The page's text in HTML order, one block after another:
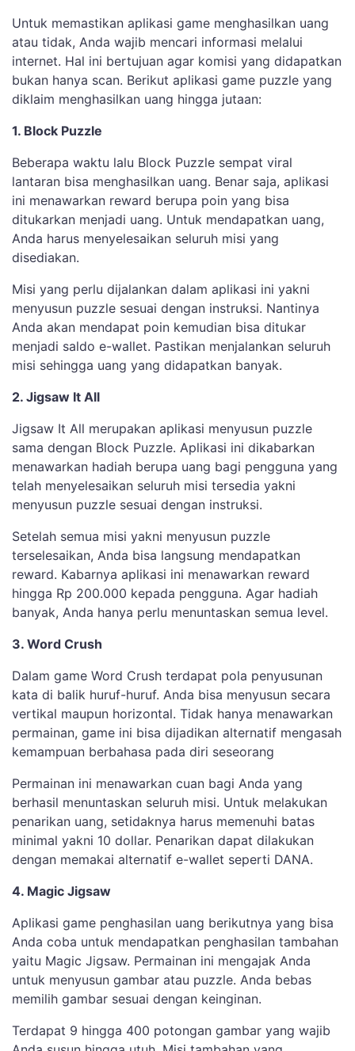
Untuk memastikan aplikasi game menghasilkan uang
atau tidak, Anda wajib mencari informasi melalui
internet. Hal ini bertujuan agar komisi yang didapatkan
bukan hanya scan. Berikut aplikasi game puzzle yang
diklaim menghasilkan uang hingga jutaan:
1. Block Puzzle
Beberapa waktu lalu Block Puzzle sempat viral
lantaran bisa menghasilkan uang. Benar saja, aplikasi
ini menawarkan reward berupa poin yang bisa
ditukarkan menjadi uang. Untuk mendapatkan uang,
Anda harus menyelesaikan seluruh misi yang
disediakan.
Misi yang perlu dijalankan dalam aplikasi ini yakni
menyusun puzzle sesuai dengan instruksi. Nantinya
Anda akan mendapat poin kemudian bisa ditukar
menjadi saldo e-wallet. Pastikan menjalankan seluruh
misi sehingga uang yang didapatkan banyak.
2. Jigsaw It All
Jigsaw It All merupakan aplikasi menyusun puzzle
sama dengan Block Puzzle. Aplikasi ini dikabarkan
menawarkan hadiah berupa uang bagi pengguna yang
telah menyelesaikan seluruh misi tersedia yakni
menyusun puzzle sesuai dengan instruksi.
Setelah semua misi yakni menyusun puzzle
terselesaikan, Anda bisa langsung mendapatkan
reward. Kabarnya aplikasi ini menawarkan reward
hingga Rp 200.000 kepada pengguna. Agar hadiah
banyak, Anda hanya perlu menuntaskan semua level.
3. Word Crush
Dalam game Word Crush terdapat pola penyusunan
kata di balik huruf-huruf. Anda bisa menyusun secara
vertikal maupun horizontal. Tidak hanya menawarkan
permainan, game ini bisa dijadikan alternatif mengasah
kemampuan berbahasa pada diri seseorang
Permainan ini menawarkan cuan bagi Anda yang
berhasil menuntaskan seluruh misi. Untuk melakukan
penarikan uang, setidaknya harus memenuhi batas
minimal yakni 10 dollar. Penarikan dapat dilakukan
dengan memakai alternatif e-wallet seperti DANA.
4. Magic Jigsaw
Aplikasi game penghasilan uang berikutnya yang bisa
Anda coba untuk mendapatkan penghasilan tambahan
yaitu Magic Jigsaw. Permainan ini mengajak Anda
untuk menyusun gambar atau puzzle. Anda bebas
memilih gambar sesuai dengan keinginan.
Terdapat 9 hingga 400 potongan gambar yang wajib